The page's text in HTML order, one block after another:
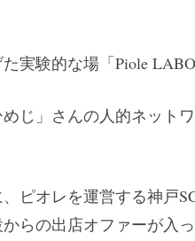
実験的な場「Piole
じ」さんの人的ネット
ピオレを運営する神戸
らの出店オファーが入